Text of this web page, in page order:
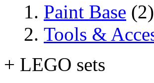
Paint Base (2)
Tools &
+ LEGO sets